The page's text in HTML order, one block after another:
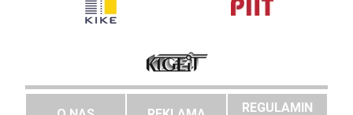
REGULAMIN